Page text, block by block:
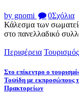
by gnomi 0Σχόλια
Κάλεσμα των
στο πανελλαδικό
Περιφέρεια Τουρισμός
Στο επίκεντρο ο
Τοψίδη με εκπροσώπους
Πρακτορείων